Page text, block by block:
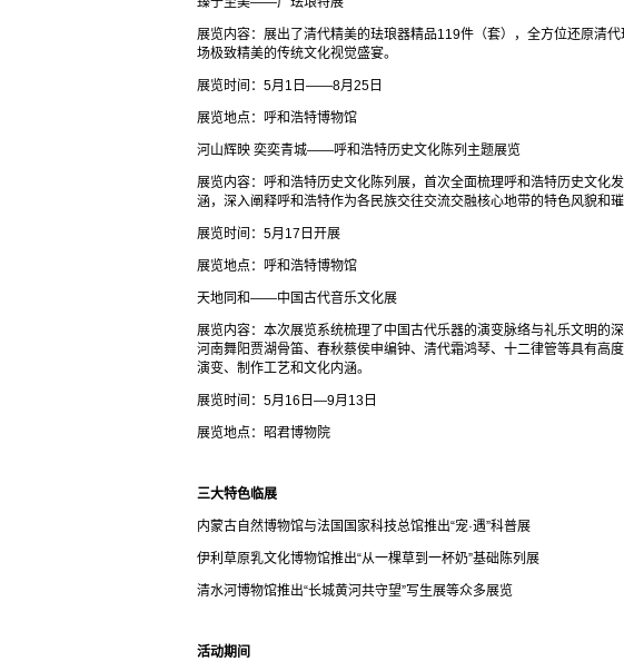
展览内容：展出了清代精美的珐琅器精品119件（套），全方位还原清
场极致精美的传统文化视觉盛宴。
展览时间：5月1日——8月25日
展览地点：呼和浩特博物馆
河山辉映 奕奕青城——呼和浩特历史文化陈列主题展览
展览内容：呼和浩特历史文化陈列展，首次全面梳理呼和浩特历史文化
涵，深入阐释呼和浩特作为各民族交往交流交融核心地带的特色风貌和璀
展览时间：5月17日开展
展览地点：呼和浩特博物馆
天地同和——中国古代音乐文化展
展览内容：本次展览系统梳理了中国古代乐器的演变脉络与礼乐文明的
河南舞阳贾湖骨笛、春秋蔡侯申编钟、清代霜鸿琴、十二律管等具有高
演变、制作工艺和文化内涵。
展览时间：5月16日—9月13日
展览地点：昭君博物院
三大特色临展
内蒙古自然博物馆与法国国家科技总馆推出“宠·遇”科普展
伊利草原乳文化博物馆推出“从一棵草到一杯奶”基础陈列展
清水河博物馆推出“长城黄河共守望”写生展等众多展览
活动期间